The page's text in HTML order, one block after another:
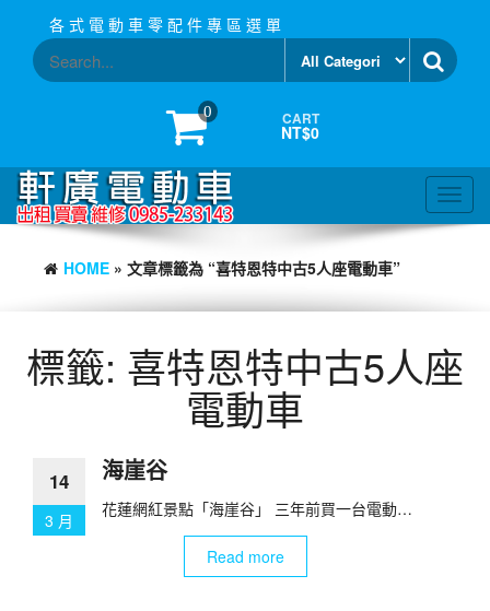
content
各 式 電 動 車 零 配 件 專 區 選 單
0 CART
NT$0
HOME » 文章標籤為 “喜特恩特中古5人座電動車”
標籤: 喜特恩特中古5人座
電動車
14
3 月
海崖谷
花蓮網紅景點「海崖谷」 三年前買一台電動…
Read more